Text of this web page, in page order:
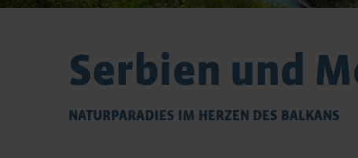
Serbien und
NATURPARADIES IM HERZEN DES BALKANS